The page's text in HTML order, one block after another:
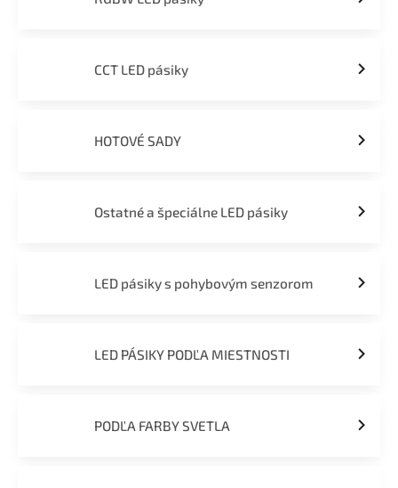
CCT LED pásiky
HOTOVÉ SADY
Ostatné a špeciálne LED pásiky
LED pásiky s pohybovým senzorom
LED PÁSIKY PODĽA MIESTNOSTI
PODĽA FARBY SVETLA